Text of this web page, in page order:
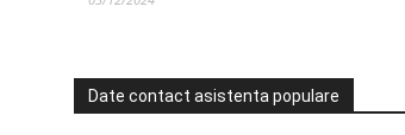
Date contact asistenta populare